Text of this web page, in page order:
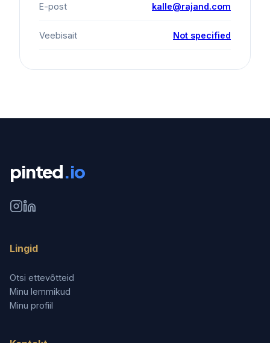
E-post kalle@rajand.com
Veebisait Not specified
pinted.io
Lingid
Otsi ettevõtteid
Minu lemmikud
Minu profiil